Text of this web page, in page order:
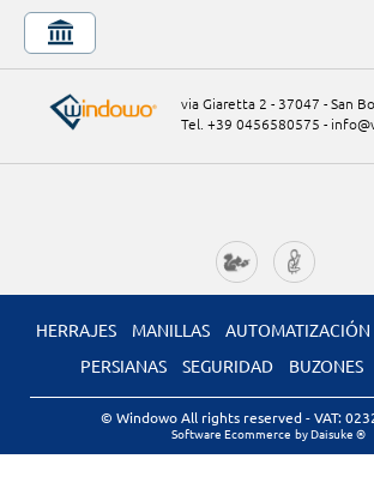
via Giaretta 2 - 37047 - San
Tel. +39 0456580575 -
HERRAJES MANILLAS AUTOMATIZACIÓN
PERSIANAS
SEGURIDAD BUZONES
© Windowo All rights reserved - VAT:
Software Ecommerce by Daisuke ®